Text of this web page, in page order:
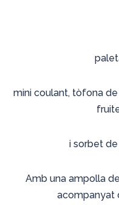
mini coulant, tòfona
i sorbet
Amb una ampolla
acompanyat